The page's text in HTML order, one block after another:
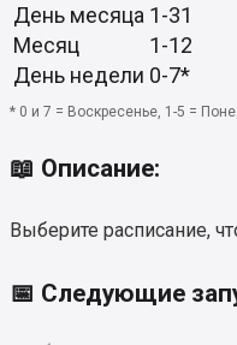
День месяца 1-31
Месяц
1-12
День недели 0-7*
* 0 и 7 = Воскресенье, 1-5 =
📖 Описание:
Выберите расписание,
📅 Следующие